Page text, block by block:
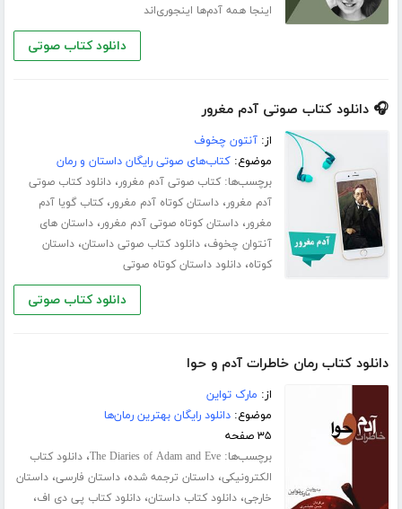
اینجا همه آدم‌ها اینجوری‌اند
دانلود کتاب صوتی
🎧 دانلود کتاب صوتی آدم مغرور
از:آنتون چخوف
موضوع:کتاب‌های صوتی رایگان داستان و رمان
برچسب‌ها:کتاب صوتی آدم مغرور،دانلود کتاب صوتی
آدم مغرور،داستان کوتاه آدم مغرور،کتاب گویا آدم
مغرور،داستان کوتاه صوتی آدم مغرور،داستان های
آنتوان چخوف،دانلود کتاب صوتی داستان،داستان
کوتاه،دانلود داستان کوتاه صوتی
دانلود کتاب صوتی
دانلود کتاب رمان خاطرات آدم و حوا
از: مارک تواین
موضوع:دانلود رایگان بهترین رمان‌ها
۳۵ صفحه
برچسب‌ها:The Diaries of Adam and Eve،دانلود کتاب
الکترونیکی،داستان ترجمه شده،داستان فارسی،داستان
خارجی،دانلود کتاب داستان،دانلود کتاب پی دی اف،